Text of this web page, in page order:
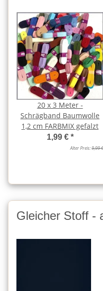
20 x 3 Meter -
Schrägband Baumwolle
1,2 cm FARBMIX gefalzt
1,99 € *
Alter Preis:9,99 €
Gleicher Stoff -